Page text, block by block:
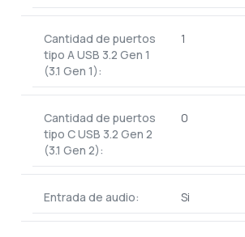
Cantidad de puertos
tipo A USB 3.2 Gen 1
(3.1 Gen 1):
1
Cantidad de puertos
tipo C USB 3.2 Gen 2
(3.1 Gen 2):
0
Entrada de audio: Si